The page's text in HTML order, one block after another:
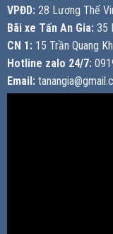
VPĐD: 28 Lương Thế
Bãi xe Tấn An Gia: 35
CN 1: 15 Trần Quang
Hotline zalo 24/7:
Email: